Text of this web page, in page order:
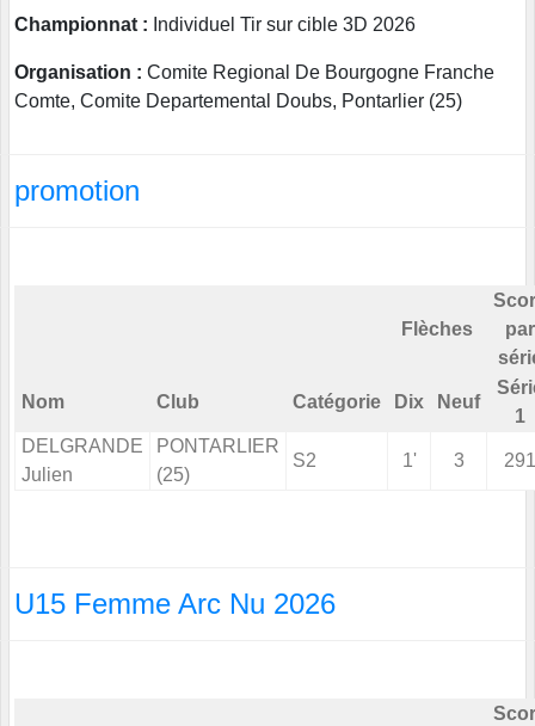
Championnat : Individuel Tir sur cible 3D 2026
Organisation : Comite Regional De Bourgogne Franche
Comte, Comite Departemental Doubs, Pontarlier (25)
promotion
Flèches
par
Nom Club Catégorie Dix Neuf
1
DELGRANDE
Julien
PONTARLIER
(25)
S2 1' 3 291
U15 Femme Arc Nu 2026